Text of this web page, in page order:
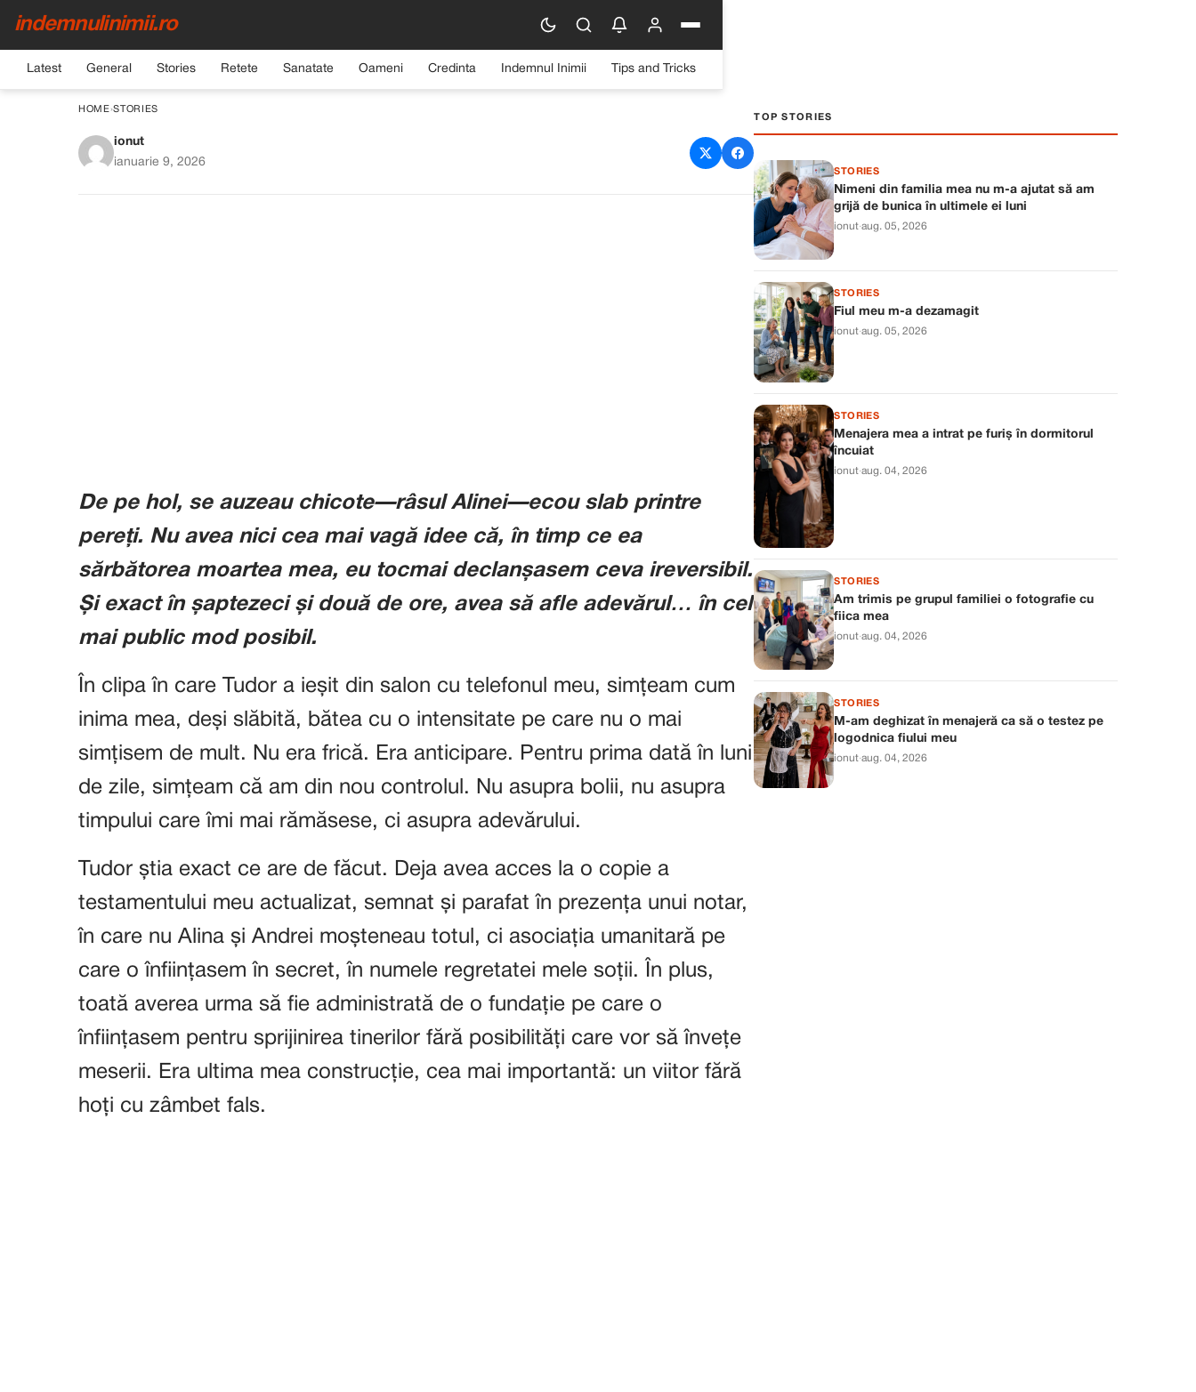
indemnulinimii.ro
Latest General Stories Retete Sanatate Oameni Credinta Indemnul Inimii Tips and Tricks
HOME›STORIES
Lacrimilie false ale nurorii mele
ionut
ianuarie 9, 2026
De pe hol, se auzeau chicote—râsul Alinei—ecou slab printre
pereți. Nu avea nici cea mai vagă idee că, în timp ce ea
sărbătorea moartea mea, eu tocmai declanșasem ceva ireversibil.
Și exact în șaptezeci și două de ore, avea să afle adevărul… în cel
mai public mod posibil.
În clipa în care Tudor a ieșit din salon cu telefonul meu, simțeam cum
inima mea, deși slăbită, bătea cu o intensitate pe care nu o mai
simțisem de mult. Nu era frică. Era anticipare. Pentru prima dată în luni
de zile, simțeam că am din nou controlul. Nu asupra bolii, nu asupra
timpului care îmi mai rămăsese, ci asupra adevărului.
Tudor știa exact ce are de făcut. Deja avea acces la o copie a
testamentului meu actualizat, semnat și parafat în prezența unui notar,
în care nu Alina și Andrei moșteneau totul, ci asociația umanitară pe
care o înființasem în secret, în numele regretatei mele soții. În plus,
toată averea urma să fie administrată de o fundație pe care o
înființasem pentru sprijinirea tinerilor fără posibilități care vor să învețe
meserii. Era ultima mea construcție, cea mai importantă: un viitor fără
hoți cu zâmbet fals.
TOP STORIES
STORIES
Nimeni din familia mea nu m-a ajutat să am
grijă de bunica în ultimele ei luni
ionut·aug. 05, 2026
STORIES
Fiul meu m-a dezamagit
ionut·aug. 05, 2026
STORIES
Menajera mea a intrat pe furiș în dormitorul
încuiat
ionut·aug. 04, 2026
STORIES
Am trimis pe grupul familiei o fotografie cu
fiica mea
ionut·aug. 04, 2026
STORIES
M-am deghizat în menajeră ca să o testez pe
logodnica fiului meu
ionut·aug. 04, 2026